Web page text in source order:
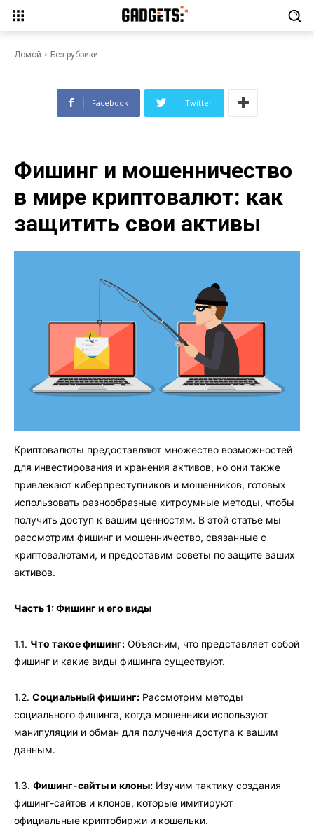
Домой Без рубрики
мире криптовалют: как
Facebook Twitter
Фишинг и мошенничество
в мире криптовалют: как
защитить свои активы
Криптовалюты предоставляют множество возможностей
для инвестирования и хранения активов, но они также
привлекают киберпреступников и мошенников, готовых
использовать разнообразные хитроумные методы, чтобы
получить доступ к вашим ценностям. В этой статье мы
рассмотрим фишинг и мошенничество, связанные с
криптовалютами, и предоставим советы по защите ваших
активов.
Часть 1: Фишинг и его виды
1.1. Что такое фишинг: Объясним, что представляет собой
фишинг и какие виды фишинга существуют.
1.2. Социальный фишинг: Рассмотрим методы
социального фишинга, когда мошенники используют
манипуляции и обман для получения доступа к вашим
данным.
1.3. Фишинг-сайты и клоны: Изучим тактику создания
фишинг-сайтов и клонов, которые имитируют
официальные криптобиржи и кошельки.